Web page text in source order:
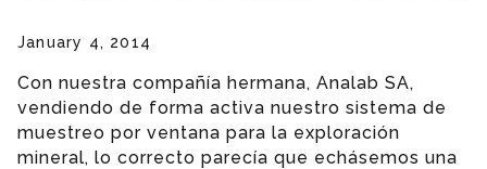
January 4, 2014
Con nuestra compañía hermana, Analab SA,
vendiendo de forma activa nuestro sistema de
muestreo por ventana para la exploración
mineral, lo correcto parecía que echásemos una